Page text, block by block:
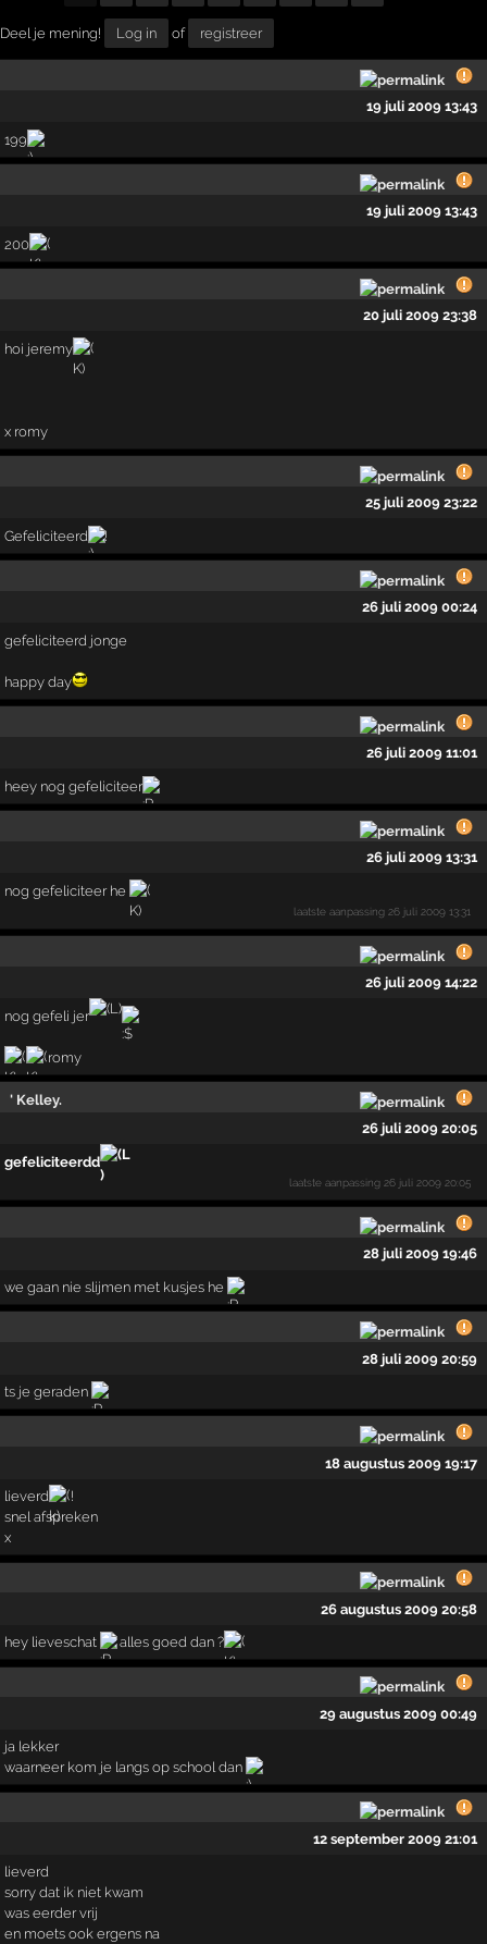
Deel je mening! Log in of registreer
19 juli 2009 13:43
199
19 juli 2009 13:43
200
20 juli 2009 23:38
hoi jeremy
x romy
25 juli 2009 23:22
Gefeliciteerd !
26 juli 2009 00:24
gefeliciteerd jonge
happy day
26 juli 2009 11:01
heey nog gefeliciteer
26 juli 2009 13:31
nog gefeliciteer he
laatste aanpassing 26 juli 2009 13:31
26 juli 2009 14:22
nog gefeli jer
romy
' Kelley.
26 juli 2009 20:05
gefeliciteerdd
laatste aanpassing 26 juli 2009 20:05
28 juli 2009 19:46
we gaan nie slijmen met kusjes he
28 juli 2009 20:59
ts je geraden
18 augustus 2009 19:17
lieverd
!
snel afspreken
x
26 augustus 2009 20:58
hey lieveschat alles goed dan ?
29 augustus 2009 00:49
ja lekker
waarneer kom je langs op school dan
12 september 2009 21:01
lieverd
sorry dat ik niet kwam
was eerder vrij
en moets ook ergens na